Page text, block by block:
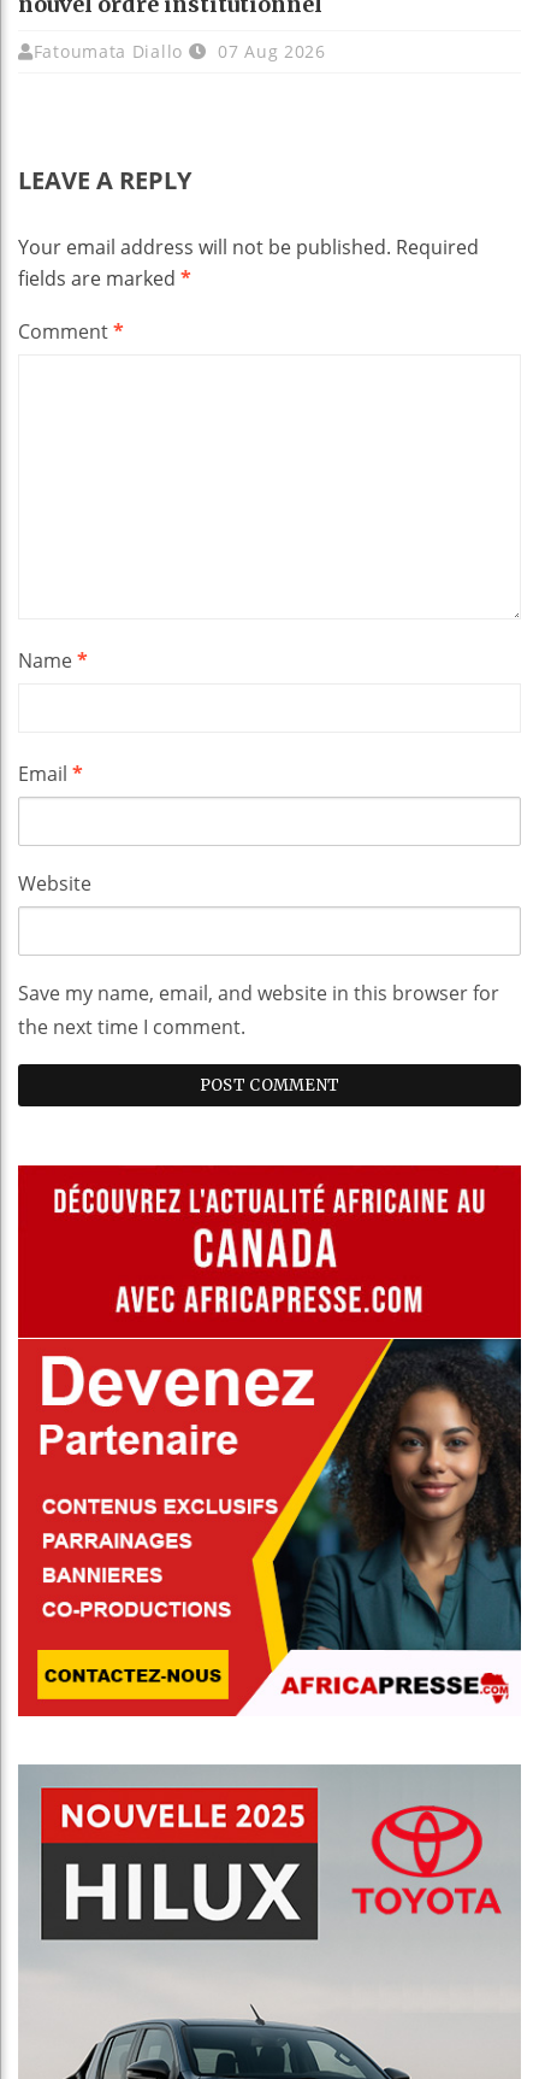
Fatoumata Diallo 07 Aug 2026
LEAVE A REPLY
Your email address will not be published. Required
fields are marked *
Comment*
Name*
Email *
Website
Save my name, email, and website in this browser for
the next time I comment.